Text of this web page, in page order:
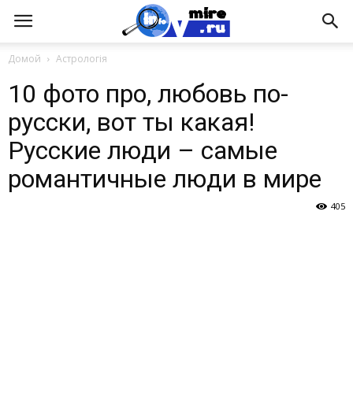
Домой Астрологія
10 фото про, любовь по-
русски, вот ты какая!
Русские люди – самые
романтичные люди в мире
405